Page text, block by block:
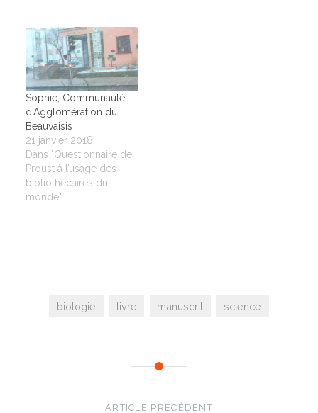
missions numériques
(du dépannage info de
base à la mise en
place…
Sophie, Communauté
d'Agglomération du
Beauvaisis
21 janvier 2018
Dans "Questionnaire de
Proust à l’usage des
bibliothécaires du
monde"
biologie livre manuscrit science
ARTICLE PRÉCÉDENT